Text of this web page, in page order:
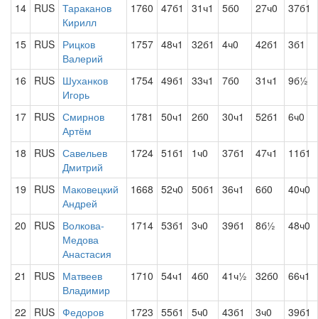
14 RUS Тараканов
Кирилл
1760 47б1 31ч1 5б0 27ч0 37б1
15 RUS Рицков
Валерий
1757 48ч1 32б1 4ч0 42б1 3б1
16 RUS Шуханков
Игорь
1754 49б1 33ч1 7б0 31ч1 9б½
17 RUS Смирнов
Артём
1781 50ч1 2б0 30ч1 52б1 6ч0
18 RUS Савельев
Дмитрий
1724 51б1 1ч0 37б1 47ч1 11б1
19 RUS Маковецкий
Андрей
1668 52ч0 50б1 36ч1 6б0 40ч0
20 RUS Волкова-
Медова
Анастасия
1714 53б1 3ч0 39б1 8б½ 48ч0
21 RUS Матвеев
Владимир
1710 54ч1 4б0 41ч½ 32б0 66ч1
22 RUS Федоров
1723 55б1 5ч0 43б1 3ч0 39б1